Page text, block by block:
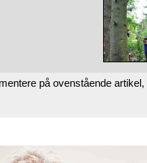
på ovenstående